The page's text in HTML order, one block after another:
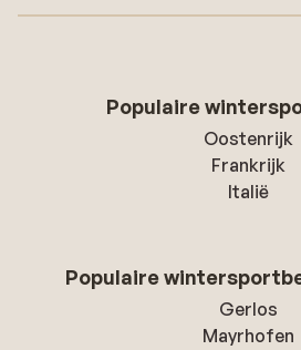
Populaire
Oostenrijk
Frankrijk
Italië
Populaire
Gerlos
Mayrhofen